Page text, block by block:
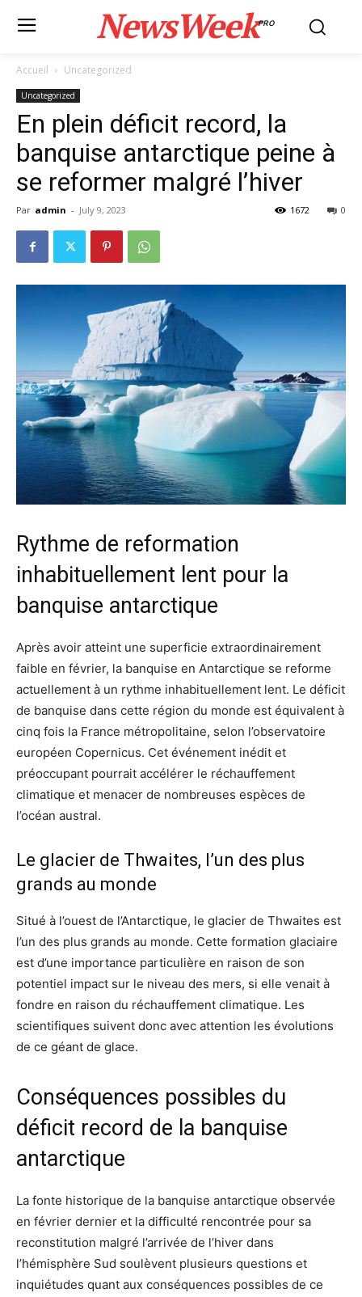
NewsWeekPRO
Accueil Uncategorized
Uncategorized
En plein déficit record, la
banquise antarctique peine à
se reformer malgré l’hiver
Par admin - July 9, 2023 0
1672
Rythme de reformation
inhabituellement lent pour la
banquise antarctique
Après avoir atteint une superficie extraordinairement
faible en février, la banquise en Antarctique se reforme
actuellement à un rythme inhabituellement lent. Le déficit
de banquise dans cette région du monde est équivalent à
cinq fois la France métropolitaine, selon l’observatoire
européen Copernicus. Cet événement inédit et
préoccupant pourrait accélérer le réchauffement
climatique et menacer de nombreuses espèces de
l’océan austral.
Le glacier de Thwaites, l’un des plus
grands au monde
Situé à l’ouest de l’Antarctique, le glacier de Thwaites est
l’un des plus grands au monde. Cette formation glaciaire
est d’une importance particulière en raison de son
potentiel impact sur le niveau des mers, si elle venait à
fondre en raison du réchauffement climatique. Les
scientifiques suivent donc avec attention les évolutions
de ce géant de glace.
Conséquences possibles du
déficit record de la banquise
antarctique
La fonte historique de la banquise antarctique observée
en février dernier et la difficulté rencontrée pour sa
reconstitution malgré l’arrivée de l’hiver dans
l’hémisphère Sud soulèvent plusieurs questions et
inquiétudes quant aux conséquences possibles de ce